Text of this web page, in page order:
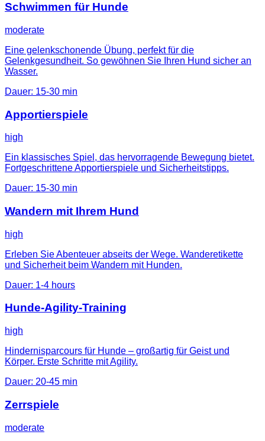
Schwimmen für Hunde
moderate
Eine gelenkschonende Übung, perfekt für die
Gelenkgesundheit. So gewöhnen Sie Ihren Hund sicher an
Wasser.
Dauer: 15-30 min
Apportierspiele
high
Ein klassisches Spiel, das hervorragende Bewegung bietet.
Fortgeschrittene Apportierspiele und Sicherheitstipps.
Dauer: 15-30 min
Wandern mit Ihrem Hund
high
Erleben Sie Abenteuer abseits der Wege. Wanderetikette
und Sicherheit beim Wandern mit Hunden.
Dauer: 1-4 hours
Hunde-Agility-Training
high
Hindernisparcours für Hunde – großartig für Geist und
Körper. Erste Schritte mit Agility.
Dauer: 20-45 min
Zerrspiele
moderate